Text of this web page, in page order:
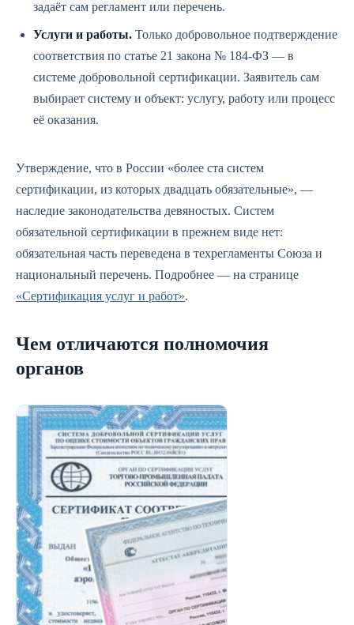
задаёт сам регламент или перечень.
Услуги и работы. Только добровольное подтверждение
соответствия по статье 21 закона № 184-ФЗ — в
системе добровольной сертификации. Заявитель сам
выбирает систему и объект: услугу, работу или процесс
её оказания.
Утверждение, что в России «более ста систем
сертификации, из которых двадцать обязательные», —
наследие законодательства девяностых. Систем
обязательной сертификации в прежнем виде нет:
обязательная часть переведена в техрегламенты Союза и
национальный перечень. Подробнее — на странице
«Сертификация услуг и работ».
Чем отличаются полномочия
органов